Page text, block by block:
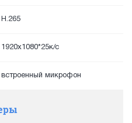
H.265
1920х1080*25к/с
встроенный микрофон